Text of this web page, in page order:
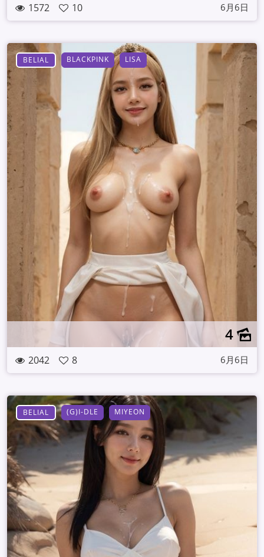
1572 10 6月6日
BELIAL BLACKPINK LISA
4
2042 8 6月6日
BELIAL (G)I-DLE MIYEON